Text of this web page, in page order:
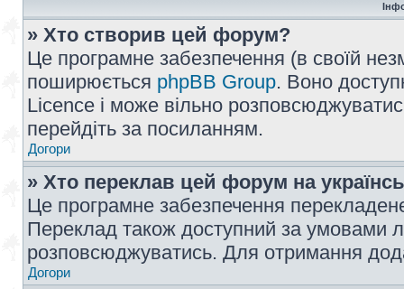
» Хто створив цей форум?
Це програмне забезпечення (в своїй
поширюється phpBB Group. Воно
Licence і може вільно
перейдіть за посиланням.
Догори
» Хто переклав цей форум на
Це програмне забезпечення
Переклад також доступний за умовами
розповсюджуватись. Для отримання
Догори